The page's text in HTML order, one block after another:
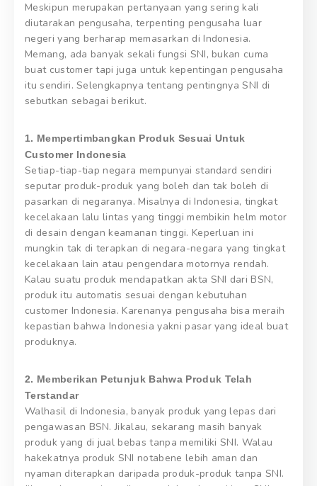
Meskipun merupakan pertanyaan yang sering kali
diutarakan pengusaha, terpenting pengusaha luar
negeri yang berharap memasarkan di Indonesia.
Memang, ada banyak sekali fungsi SNI, bukan cuma
buat customer tapi juga untuk kepentingan pengusaha
itu sendiri. Selengkapnya tentang pentingnya SNI di
sebutkan sebagai berikut.
1. Mempertimbangkan Produk Sesuai Untuk
Customer Indonesia
Setiap-tiap-tiap negara mempunyai standard sendiri
seputar produk-produk yang boleh dan tak boleh di
pasarkan di negaranya. Misalnya di Indonesia, tingkat
kecelakaan lalu lintas yang tinggi membikin helm motor
di desain dengan keamanan tinggi. Keperluan ini
mungkin tak di terapkan di negara-negara yang tingkat
kecelakaan lain atau pengendara motornya rendah.
Kalau suatu produk mendapatkan akta SNI dari BSN,
produk itu automatis sesuai dengan kebutuhan
customer Indonesia. Karenanya pengusaha bisa meraih
kepastian bahwa Indonesia yakni pasar yang ideal buat
produknya.
2. Memberikan Petunjuk Bahwa Produk Telah
Terstandar
Walhasil di Indonesia, banyak produk yang lepas dari
pengawasan BSN. Jikalau, sekarang masih banyak
produk yang di jual bebas tanpa memiliki SNI. Walau
hakekatnya produk SNI notabene lebih aman dan
nyaman diterapkan daripada produk-produk tanpa SNI.